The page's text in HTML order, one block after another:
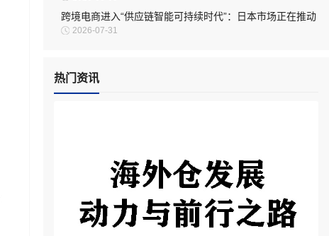
跨境电商进入“供应链智能可持续时代”：日本市场正在推动
物流体系绿色升级
2026-07-31
热门资讯